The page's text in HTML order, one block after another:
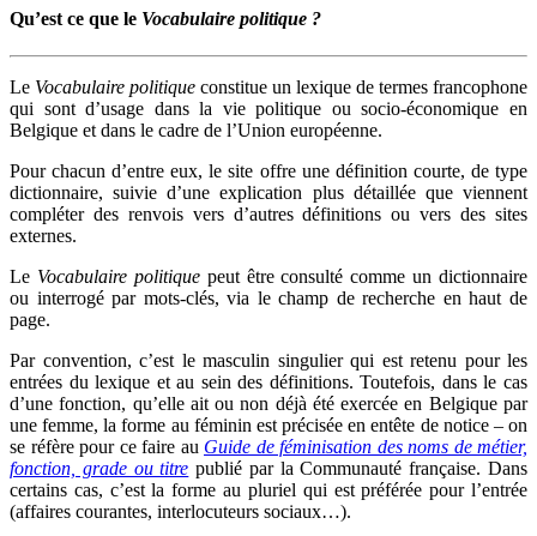
Qu’est ce que le Vocabulaire politique ?
Le Vocabulaire politique constitue un lexique de termes francophone
qui sont d’usage dans la vie politique ou socio-économique en
Belgique et dans le cadre de l’Union européenne.
Pour chacun d’entre eux, le site offre une définition courte, de type
dictionnaire, suivie d’une explication plus détaillée que viennent
compléter des renvois vers d’autres définitions ou vers des sites
externes.
Le Vocabulaire politiquepeut être consulté comme un dictionnaire
ou interrogé par mots-clés, via le champ de recherche en haut de
page.
Par convention, c’est le masculin singulier qui est retenu pour les
entrées du lexique et au sein des définitions. Toutefois, dans le cas
d’une fonction, qu’elle ait ou non déjà été exercée en Belgique par
une femme, la forme au féminin est précisée en entête de notice – on
se réfère pour ce faire au Guide de féminisation des noms de métier,
fonction, grade ou titre publié par la Communauté française. Dans
certains cas, c’est la forme au pluriel qui est préférée pour l’entrée
(affaires courantes, interlocuteurs sociaux…).